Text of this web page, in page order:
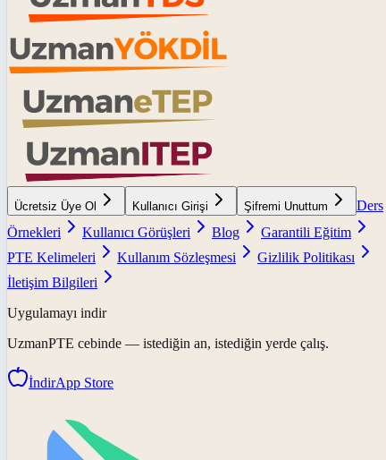
Ücretsiz Üye Ol Kullanıcı Girişi Şifremi Unuttum
Ders
Örnekleri
Kullanıcı Görüşleri Blog
Garantili Eğitim
PTE Kelimeleri
Kullanım Sözleşmesi
Gizlilik Politikası
İletişim Bilgileri
Uygulamayı indir
UzmanPTE cebinde — istediğin an, istediğin yerde çalış.
İndirApp Store